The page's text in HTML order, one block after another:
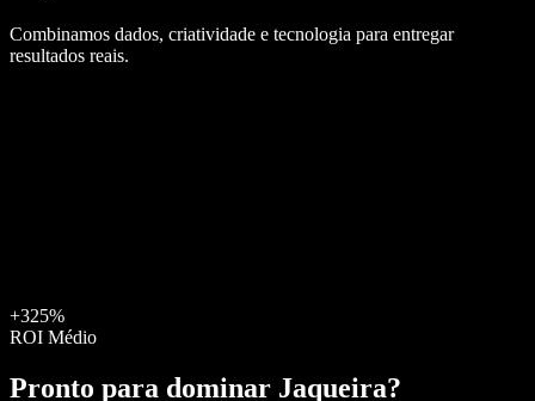
Combinamos dados, criatividade e tecnologia para entregar
resultados reais.
+325%
ROI Médio
Pronto para dominar Jaqueira?